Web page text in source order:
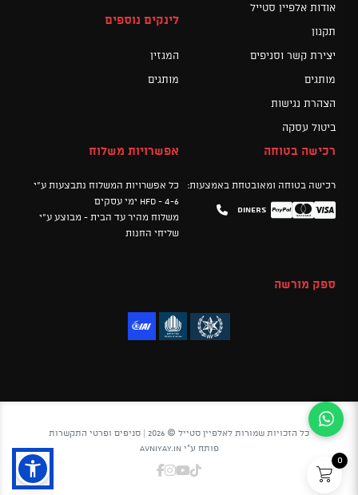
אודות אלפיין סטייל
תקנון
יצירת קשר וסניפים
מותגים
הצהרת נגישות
ביטול עסקה
לינקים נוספים
המגזין
מותגים
רכישה בטוחה
רכישה בטוחה ומאובטחת באמצעות:
Visa
Mastercard
PayPal
Diners
אפשרויות משלוח
כל אפשרויות המשלוח נתבצעות ע"י
HFD - 4-6 ימי עסקים
משלוח מהיר עד הבית - מבוצע ע"י
שליחי החנות
ספק מורשה
כל הזכויות שמורות לאלפיין סטייל © 2026 |
סניפים ופרטי התקשרות
פותח ע"יavniyay.in
0